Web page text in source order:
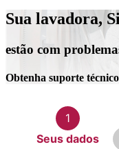
Sua lavadora,
estão com
Obtenha suporte